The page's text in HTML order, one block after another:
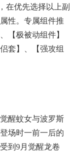
在优先选择以上副
性。专属组件推
【极被动组件】
套】、【强攻组
醒蚊女与波罗斯
场时一前一后的
到9月觉醒龙卷